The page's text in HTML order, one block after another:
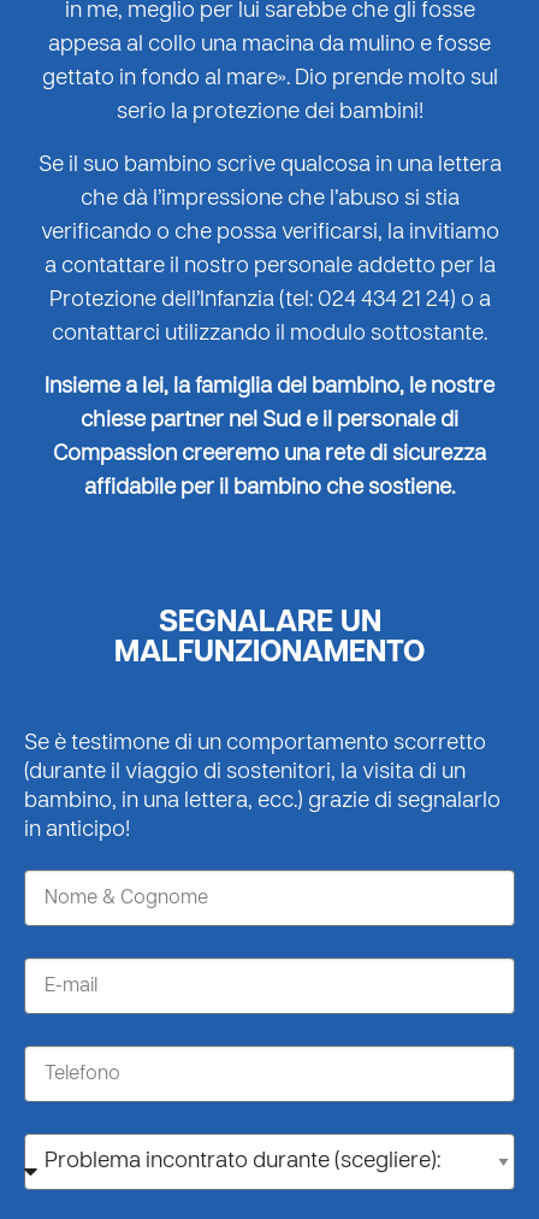
in me, meglio per lui sarebbe che gli fosse
appesa al collo una macina da mulino e fosse
gettato in fondo al mare». Dio prende molto sul
serio la protezione dei bambini!
Se il suo bambino scrive qualcosa in una lettera
che dà l’impressione che l’abuso si stia
verificando o che possa verificarsi, la invitiamo
a contattare il nostro personale addetto per la
Protezione dell’Infanzia (tel: 024 434 21 24) o a
contattarci utilizzando il modulo sottostante.
Insieme a lei, la famiglia del bambino, le nostre
chiese partner nel Sud e il personale di
Compassion creeremo una rete di sicurezza
affidabile per il bambino che sostiene.
SEGNALARE UN
MALFUNZIONAMENTO
Se è testimone di un comportamento scorretto
(durante il viaggio di sostenitori, la visita di un
bambino, in una lettera, ecc.) grazie di segnalarlo
in anticipo!